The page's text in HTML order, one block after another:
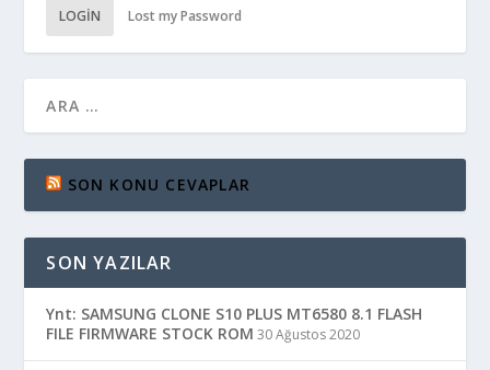
LOGIN Lost my Password
SON KONU CEVAPLAR
SON YAZILAR
Ynt: SAMSUNG CLONE S10 PLUS MT6580 8.1 FLASH
FILE FIRMWARE STOCK ROM 30 Ağustos 2020